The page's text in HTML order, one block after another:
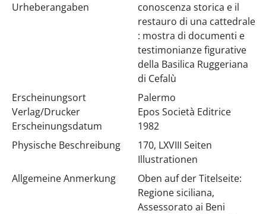
Urheberangaben
conoscenza storica e il
restauro di una cattedrale
: mostra di documenti e
testimonianze figurative
della Basilica Ruggeriana
di Cefalù
Erscheinungsort
Verlag/Drucker
Erscheinungsdatum
Palermo
Epos Società Editrice
1982
Physische Beschreibung
170, LXVIII Seiten
Illustrationen
Allgemeine Anmerkung
Oben auf der Titelseite:
Regione siciliana,
Assessorato ai Beni